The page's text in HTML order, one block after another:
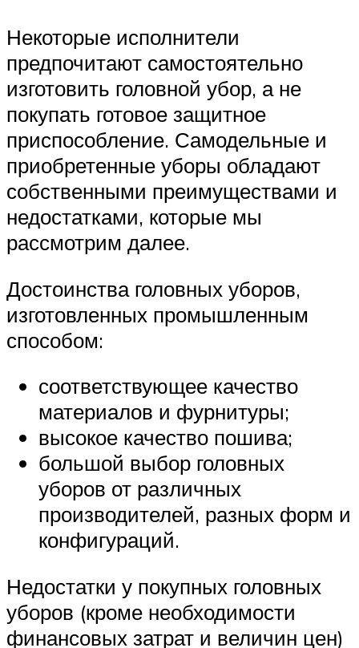
Некоторые исполнители
предпочитают самостоятельно
изготовить головной убор, а не
покупать готовое защитное
приспособление. Самодельные и
приобретенные уборы обладают
собственными преимуществами и
недостатками, которые мы
рассмотрим далее.
Достоинства головных уборов,
изготовленных промышленным
способом:
соответствующее качество
материалов и фурнитуры;
высокое качество пошива;
большой выбор головных
уборов от различных
производителей, разных форм и
конфигураций.
Недостатки у покупных головных
уборов (кроме необходимости
финансовых затрат и величин цен)